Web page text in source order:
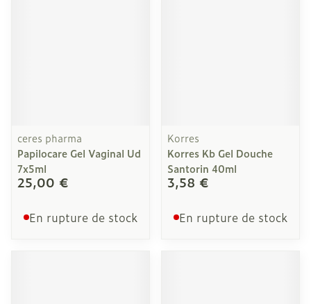
ceres pharma
Papilocare Gel Vaginal Ud
7x5ml
25,00 €
En rupture de stock
Korres
Korres Kb Gel Douche
Santorin 40ml
3,58 €
En rupture de stock